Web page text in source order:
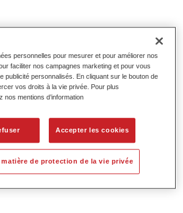
Base 280 est utilisable dans la
285, un système de base mate
qualité. Elle est basée sur une
de dispersion polyuréthanne pour les
effet.
produit
facile et rapide en 1,5 couches.
stabilité verticale.
opacité.
personnelles pour mesurer et pour améliorer nos
faciliter nos campagnes marketing et pour vous
publicité personnalisés. En cliquant sur le bouton de
vos droits à la vie privée. Pour plus
nos mentions d’information
Accepter les cookies
de protection de la vie privée